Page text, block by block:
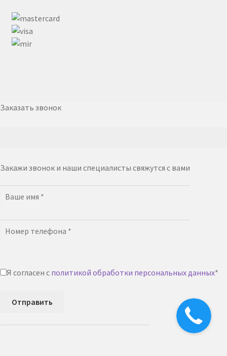
Заказать звонок
Закажи звонок и наши специалисты свяжутся с вами
Я согласен с политикой обработки персональных данных*
Отправить